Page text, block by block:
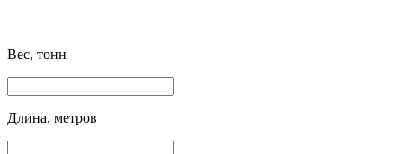
Вес, тонн
Длина, метров